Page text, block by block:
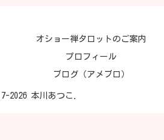
オショー禅タロットのご案内
プロフィール
ブログ（アメブロ）
2026 本川あつこ.